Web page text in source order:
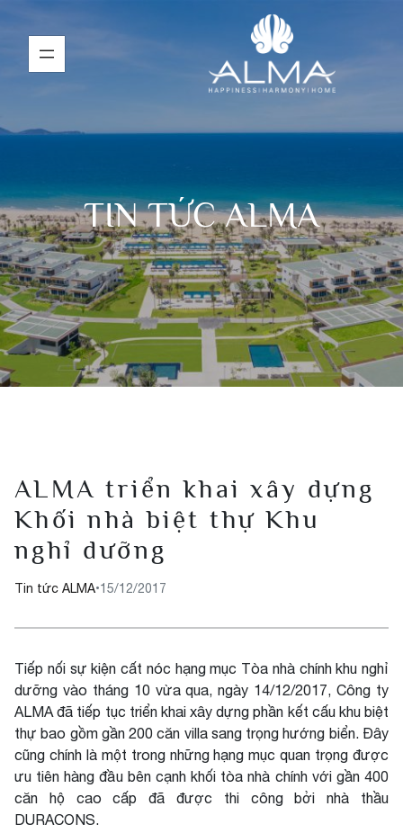
TIN TỨC ALMA
ALMA triển khai xây dựng
Khối nhà biệt thự Khu
nghỉ dưỡng
Tin tức ALMA•15/12/2017
Tiếp nối sự kiện cất nóc hạng mục Tòa nhà chính khu nghỉ
dưỡng vào tháng 10 vừa qua, ngày 14/12/2017, Công ty
ALMA đã tiếp tục triển khai xây dựng phần kết cấu khu biệt
thự bao gồm gần 200 căn villa sang trọng hướng biển. Đây
cũng chính là một trong những hạng mục quan trọng được
ưu tiên hàng đầu bên cạnh khối tòa nhà chính với gần 400
căn hộ cao cấp đã được thi công bởi nhà thầu
DURACONS.